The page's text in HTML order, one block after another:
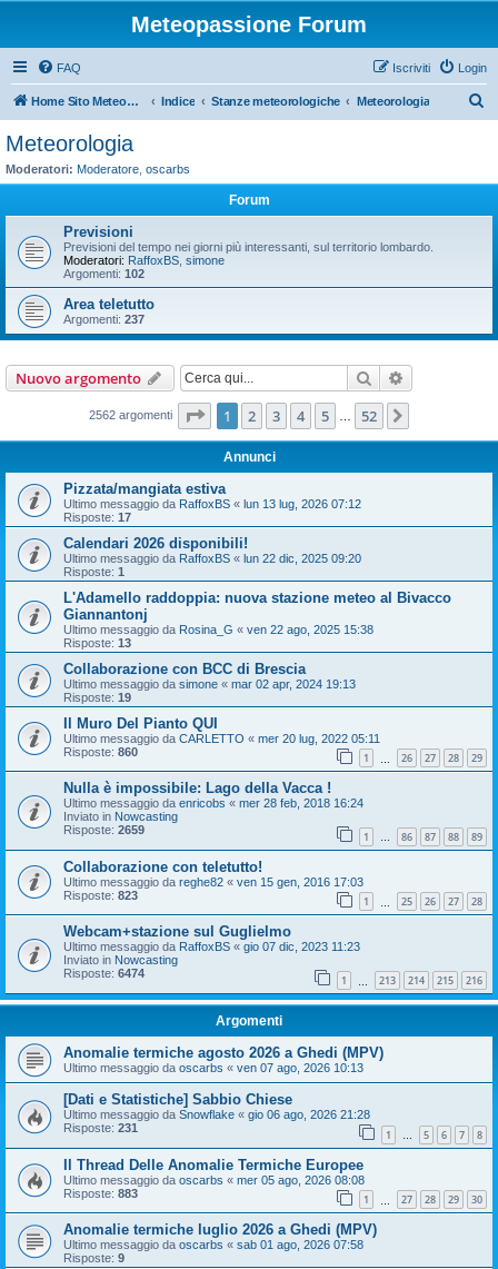
Meteopassione Forum
FAQ Login
Iscriviti
Home Sito Meteopassione Indice Stanze meteorologiche Meteorologia
Meteorologia
Moderatori: Moderatore oscarbs
Forum
Previsioni
Previsioni del tempo nei giorni più interessanti, sul territorio lombardo.
Moderatori: RaffoxBS simone
Argomenti: 102
Area teletutto
Argomenti: 237
Nuovo argomento Cerca
2562 argomenti Pagina di 52
1 2 3 4 5 52
Annunci
Pizzata/mangiata estiva
Ultimo messaggio da RaffoxBS « lun 13 lug, 2026 07:12
Risposte: 17
Calendari 2026 disponibili!
Ultimo messaggio da RaffoxBS « lun 22 dic, 2025 09:20
Risposte: 1
L'Adamello raddoppia: nuova stazione meteo al Bivacco
Giannantonj
Ultimo messaggio da Rosina_G « ven 22 ago, 2025 15:38
Risposte: 13
Collaborazione con BCC di Brescia
Ultimo messaggio da simone « mar 02 apr, 2024 19:13
Risposte: 19
Il Muro Del Pianto QUI
Ultimo messaggio da CARLETTO « mer 20 lug, 2022 05:11
Risposte: 860 1 26 27 28 29
Nulla è impossibile: Lago della Vacca !
Ultimo messaggio da enricobs « mer 28 feb, 2018 16:24
Inviato in Nowcasting
Risposte: 2659 1 … 86 87 88 89
Collaborazione con teletutto!
Ultimo messaggio da reghe82 « ven 15 gen, 2016 17:03
Risposte: 823 1 25 26 27 28
Webcam+stazione sul Guglielmo
Ultimo messaggio da RaffoxBS « gio 07 dic, 2023 11:23
Inviato in Nowcasting
Risposte: 6474 1 213 214 215 216
Argomenti
Anomalie termiche agosto 2026 a Ghedi (MPV)
Ultimo messaggio da oscarbs « ven 07 ago, 2026 10:13
[Dati e Statistiche] Sabbio Chiese
Ultimo messaggio da Snowflake « gio 06 ago, 2026 21:28
Risposte: 231 1 … 5 6 7 8
Il Thread Delle Anomalie Termiche Europee
Ultimo messaggio da oscarbs « mer 05 ago, 2026 08:08
Risposte: 883 1 27 28 29 30
Anomalie termiche luglio 2026 a Ghedi (MPV)
Ultimo messaggio da oscarbs « sab 01 ago, 2026 07:58
Risposte: 9